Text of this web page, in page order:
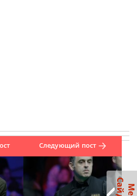
Следующий пост